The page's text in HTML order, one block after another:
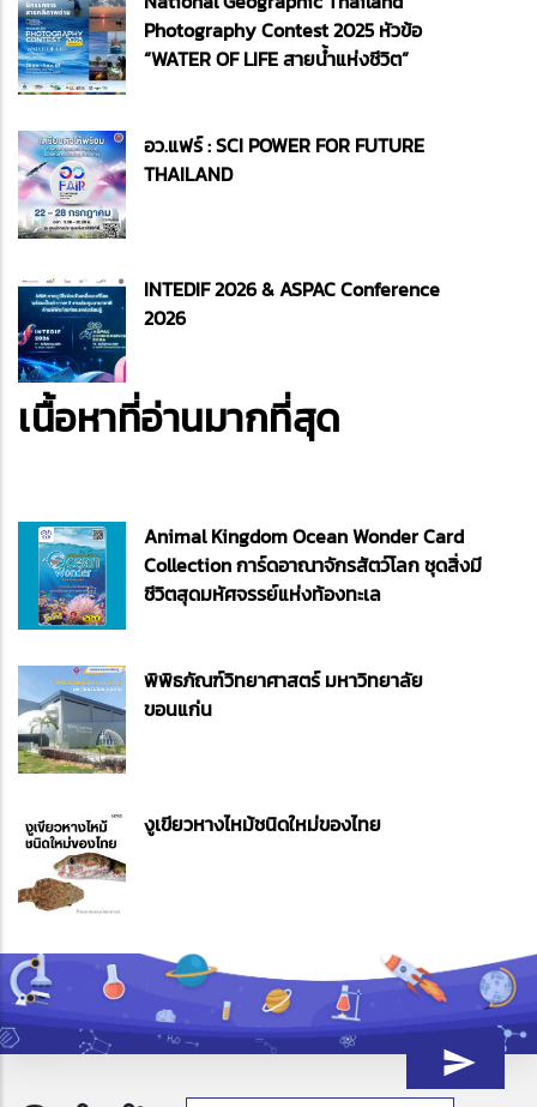
Photography Contest 2025 หัวข้อ
“WATER OF LIFE สายน้ำแห่งชีวิต”
อว.แฟร์ : SCI POWER FOR FUTURE
THAILAND
INTEDIF 2026 & ASPAC Conference
2026
เนื้อหาที่อ่านมากที่สุด
Animal Kingdom Ocean Wonder Card
Collection การ์ดอาณาจักรสัตว์โลก ชุดสิ่งมี
ชีวิตสุดมหัศจรรย์แห่งท้องทะเล
พิพิธภัณฑ์วิทยาศาสตร์ มหาวิทยาลัย
ขอนแก่น
งูเขียวหางไหม้ชนิดใหม่ของไทย